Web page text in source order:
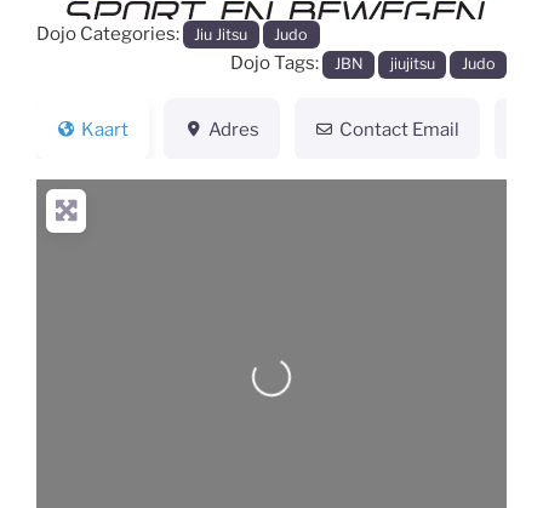
Dojo Categories: Jiu Jitsu Judo
Dojo Tags: JBN jiujitsu Judo
Kaart Adres Contact Email
Loading...